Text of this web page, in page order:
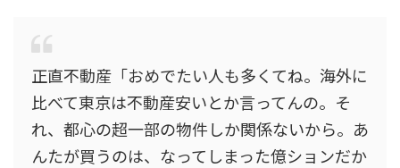
正直不動産「おめでたい人も多くてね。海外に
比べて東京は不動産安いとか言ってんの。そ
れ、都心の超一部の物件しか関係ないから。あ
んたが買うのは、なってしまった億ションだか